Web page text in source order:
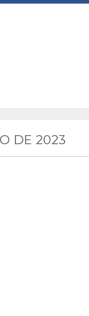
DE 2023